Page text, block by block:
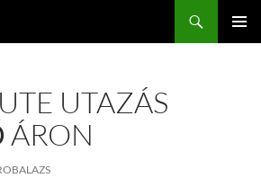
UTAZÁS
ÁRON